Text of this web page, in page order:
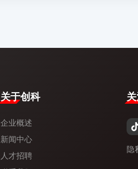
​关于创科​
企业概述
新闻中心​
人才招聘
隐